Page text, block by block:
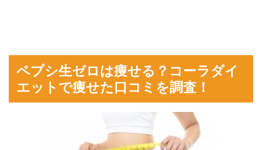
ペプシ生ゼロは痩せる？コーラダイ
エットで痩せた口コミを調査！